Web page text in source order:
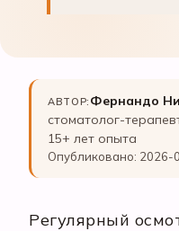
АВТОР: Фернандо
стоматолог-
15+ лет опыта
Опубликовано: 2026-
Регулярный